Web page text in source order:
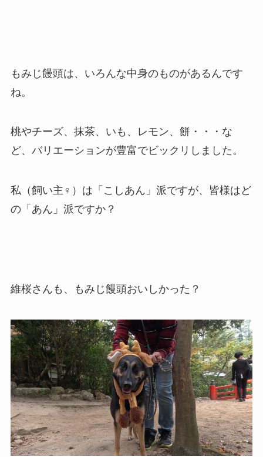
もみじ饅頭は、いろんな中身のものがあるんです
ね。
桃やチーズ、抹茶、いも、レモン、餅・・・な
ど、バリエーションが豊富でビックリしました。
私（飼い主♀）は「こしあん」派ですが、皆様はど
の「あん」派ですか？
維桜さんも、もみじ饅頭おいしかった？